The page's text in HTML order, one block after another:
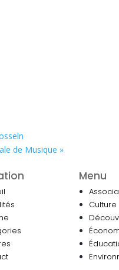
de Musique »
Menu
Culture